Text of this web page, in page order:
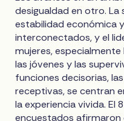
desigualdad en otro. La
estabilidad económica
interconectados, y el
mujeres,
las jóvenes y las
funciones decisorias,
receptivas, se centran
la experiencia vivida. El
encuestados afirmaron